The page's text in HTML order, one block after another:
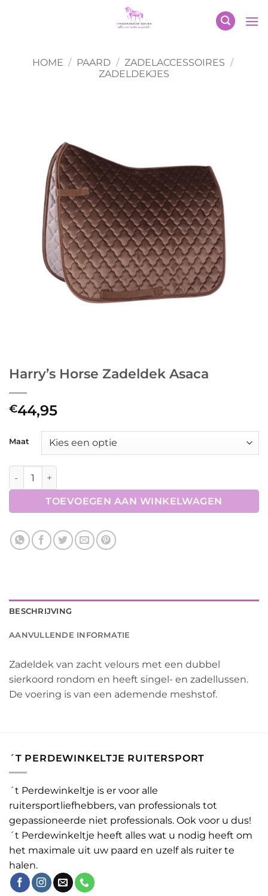
HOME / PAARD / ZADELACCESSOIRES /
ZADELDEKJES
Harry’s Horse Zadeldek Asaca
€44,95
Maat
Harry's Horse Zadeldek Asaca aantal
TOEVOEGEN AAN WINKELWAGEN
BESCHRIJVING
AANVULLENDE INFORMATIE
Zadeldek van zacht velours met een dubbel
sierkoord rondom en heeft singel- en zadellussen.
De voering is van een ademende meshstof.
´T PERDEWINKELTJE RUITERSPORT
´t Perdewinkeltje is er voor alle
ruitersportliefhebbers, van professionals tot
gepassioneerde niet professionals. Ook voor u dus!
´t Perdewinkeltje heeft alles wat u nodig heeft om
het maximale uit uw paard en uzelf als ruiter te
halen.